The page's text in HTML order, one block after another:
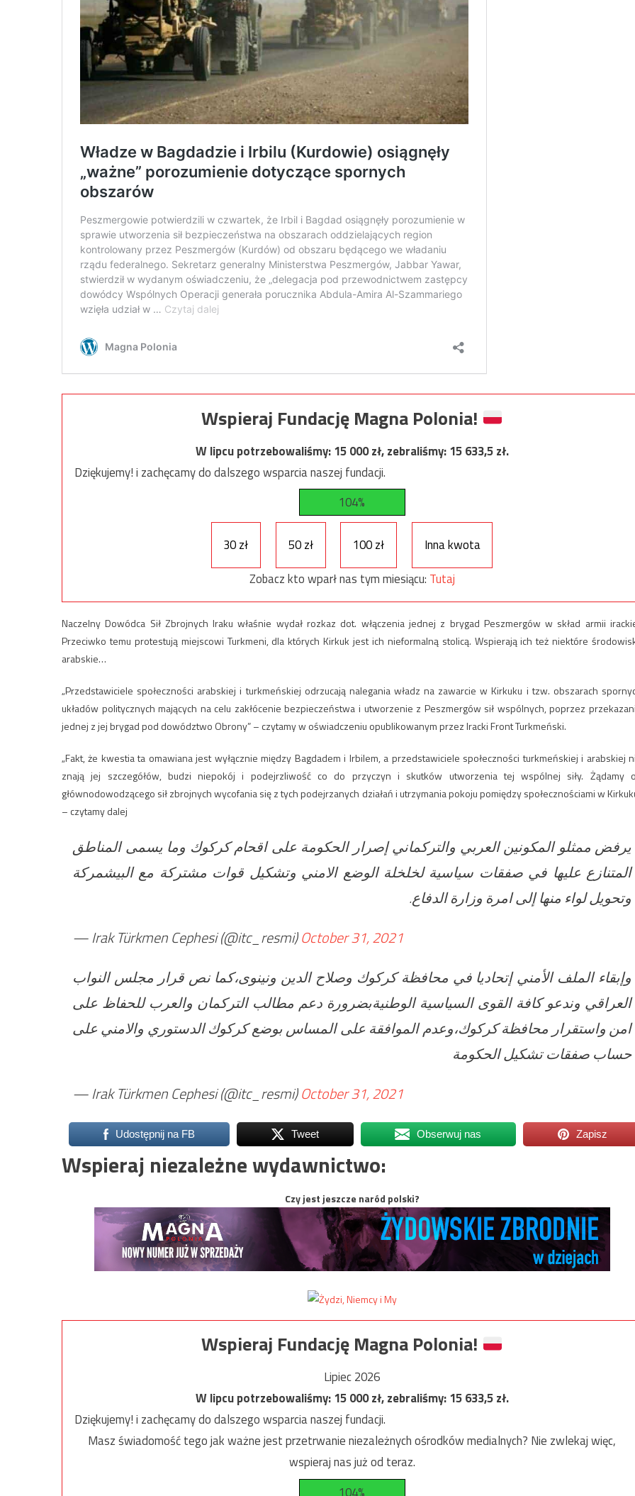
Wspieraj Fundację Magna Polonia!
W lipcu potrzebowaliśmy:15 000zł, zebraliśmy:15 633,5zł.
Dziękujemy! i zachęcamy do dalszego wsparcia naszej fundacji.
104%
30 zł 50 zł 100 zł
Inna kwota
Zobacz kto wparł nas tym miesiącu: Tutaj
Naczelny Dowódca Sił Zbrojnych Iraku właśnie wydał rozkaz dot. włączenia jednej z brygad Peszmergów w skład armii
Przeciwko temu protestują miejscowi Turkmeni, dla których Kirkuk jest ich nieformalną stolicą. Wspierają ich też niektóre
arabskie…
„Przedstawiciele społeczności arabskiej i turkmeńskiej odrzucają nalegania władz na zawarcie w Kirkuku i tzw. obszarach
układów politycznych mających na celu zakłócenie bezpieczeństwa i utworzenie z Peszmergów sił wspólnych, poprzez
jednej z jej brygad pod dowództwo Obrony” – czytamy w oświadczeniu opublikowanym przez Iracki Front Turkmeński.
„Fakt, że kwestia ta omawiana jest wyłącznie między Bagdadem i Irbilem, a przedstawiciele społeczności turkmeńskiej i arabskiej
znają jej szczegółów, budzi niepokój i podejrzliwość co do przyczyn i skutków utworzenia tej wspólnej siły. Żądamy
głównodowodzącego sił zbrojnych wycofania się z tych podejrzanych działań i utrzymania pokoju pomiędzy społecznościami w
– czytamy dalej
يرفض ممثلو المكونين العربي والتركماني إصرار الحكومة على اقحام كركوك وما يسمى المناطق
المتنازع عليها في صفقات سياسية لخلخلة الوضع الامني وتشكيل قوات مشتركة مع البيشمركة
وتحويل لواء منها إلى امرة وزارة الدفاع.
— Irak Türkmen Cephesi (@itc_resmi)October 31, 2021
وإبقاء الملف الأمني إتحاديا في محافظة كركوك وصلاح الدين ونينوى،كما نص قرار مجلس النواب
العراقي وندعو كافة القوى السياسية الوطنيةبضرورة دعم مطالب التركمان والعرب للحفاظ على
امن واستقرار محافظة كركوك،وعدم الموافقة على المساس بوضع كركوك الدستوري والامني على
حساب صفقات تشكيل الحكومة
— Irak Türkmen Cephesi (@itc_resmi)October 31, 2021
Udostępnij na FB Tweet Obserwuj nas Zapisz
Wspieraj niezależne wydawnictwo:
Czy jest jeszcze naród polski?
Wspieraj Fundację Magna Polonia!
Lipiec 2026
W lipcu potrzebowaliśmy:15 000zł, zebraliśmy:15 633,5zł.
Dziękujemy! i zachęcamy do dalszego wsparcia naszej fundacji.
Masz świadomość tego jak ważne jest przetrwanie niezależnych ośrodków medialnych? Nie zwlekaj więc,
wspieraj nas już od teraz.
104%